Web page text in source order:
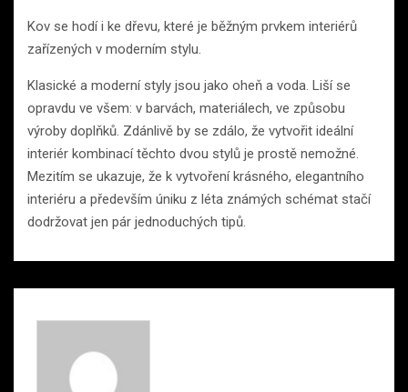
Kov se hodí i ke dřevu, které je běžným prvkem interiérů
zařízených v moderním stylu.
Klasické a moderní styly jsou jako oheň a voda. Liší se
opravdu ve všem: v barvách, materiálech, ve způsobu
výroby doplňků. Zdánlivě by se zdálo, že vytvořit ideální
interiér kombinací těchto dvou stylů je prostě nemožné.
Mezitím se ukazuje, že k vytvoření krásného, ​​elegantního
interiéru a především úniku z léta známých schémat stačí
dodržovat jen pár jednoduchých tipů.